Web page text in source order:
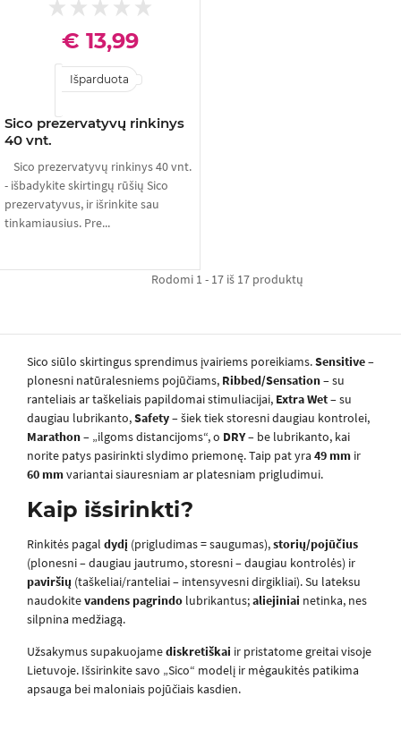
Sico prezervatyvų rinkinys
40 vnt.
€ 13,99
Išparduota
Sico prezervatyvų rinkinys 40 vnt.
- išbadykite skirtingų rūšių Sico
prezervatyvus, ir išrinkite sau
tinkamiausius. Pre...
Rodomi 1 - 17 iš 17 produktų
Sico siūlo skirtingus sprendimus įvairiems poreikiams.Sensitive–
plonesni natūralesniems pojūčiams, Ribbed/Sensation– su
ranteliais ar taškeliais papildomai stimuliacijai, Extra Wet– su
daugiau lubrikanto,Safety– šiek tiek storesni daugiau kontrolei,
Marathon– „ilgoms distancijoms“, o DRY– be lubrikanto, kai
norite patys pasirinkti slydimo priemonę. Taip pat yra 49 mm ir
60 mmvariantai siauresniam ar platesniam prigludimui.
Kaip išsirinkti?
Rinkitės pagal dydį (prigludimas = saugumas),storių/pojūčius
(plonesni – daugiau jautrumo, storesni – daugiau kontrolės) ir
paviršių (taškeliai/ranteliai – intensyvesni dirgikliai). Su lateksu
naudokitevandens pagrindo lubrikantus;aliejiniai netinka, nes
silpnina medžiagą.
Užsakymus supakuojamediskretiškai ir pristatome greitai visoje
Lietuvoje. Išsirinkite savo „Sico“ modelį ir mėgaukitės patikima
apsauga bei maloniais pojūčiais kasdien.